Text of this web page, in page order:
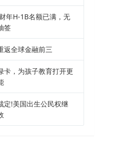
年H-1B名额已满，无
签
返全球金融前三
卡，为孩子教育打开更
定!美国出生公民权继